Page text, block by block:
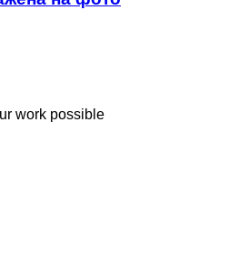
work possible